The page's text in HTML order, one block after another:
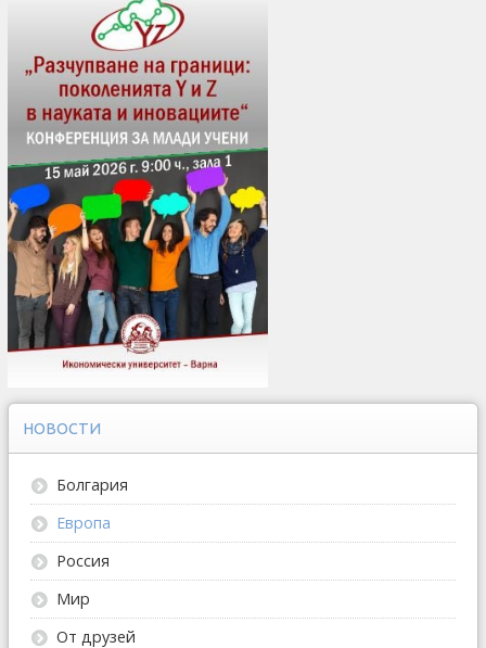
НОВОСТИ
Болгария
Европа
Россия
Мир
От друзей